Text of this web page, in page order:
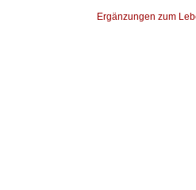
Ergänzungen zum